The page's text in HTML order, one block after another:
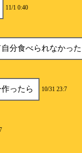
11/1 0:40
分食べられなかった
ったら 10/31 23:7